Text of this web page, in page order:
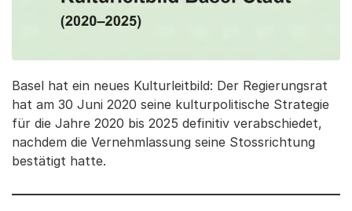
Basel hat ein neues Kulturleitbild: Der Regierungsrat
hat am 30 Juni 2020 seine kulturpolitische Strategie
für die Jahre 2020 bis 2025 definitiv verabschiedet,
nachdem die Vernehmlassung seine Stossrichtung
bestätigt hatte.